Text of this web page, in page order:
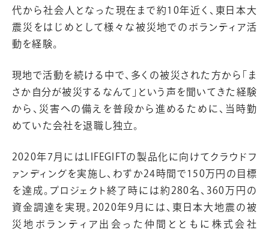
代から社会人となった現在まで約10年近く、東日本大
震災をはじめとして様々な被災地でのボランティア活
動を経験。
現地で活動を続ける中で、多くの被災された方から「ま
さか自分が被災するなんて」という声を聞いてきた経験
から、災害への備えを普段から進めるために、当時勤
めていた会社を退職し独立。
2020年7月にはLIFEGIFTの製品化に向けてクラウドフ
ァンディングを実施し、わずか24時間で150万円の目標
を達成。プロジェクト終了時には約280名、360万円の
資金調達を実現。2020年9月には、東日本大地震の被
災地ボランティア出会った仲間とともに株式会社